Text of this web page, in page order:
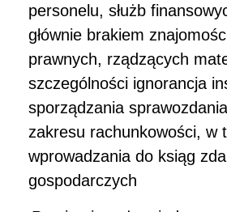
personelu, służb
głównie brakiem
prawnych, rządzących
szczególności ignorancja
sporządzania
zakresu rachunkowości, w
wprowadzania do ksiąg
gospodarczych